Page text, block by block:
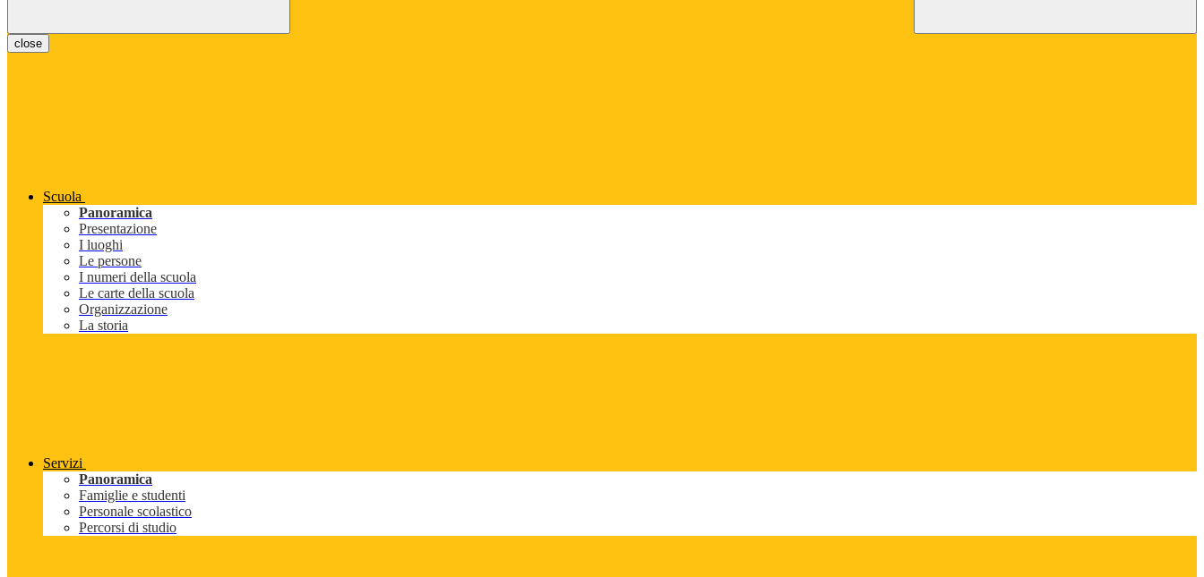
close
Scuola
Panoramica
Presentazione
I luoghi
Le persone
I numeri della scuola
Le carte della scuola
Organizzazione
La storia
Servizi
Panoramica
Famiglie e studenti
Personale scolastico
Percorsi di studio